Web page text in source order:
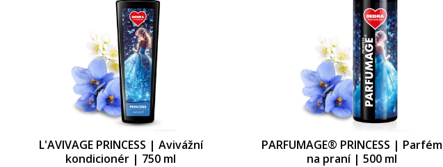
L'AVIVAGE PRINCESS | Avivážní
kondicionér | 750 ml
PARFUMAGE® PRINCESS | Parfém
na praní | 500 ml